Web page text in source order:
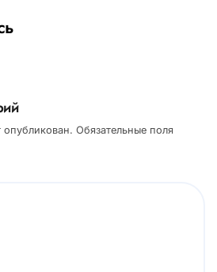
опубликован. Обязательные поля